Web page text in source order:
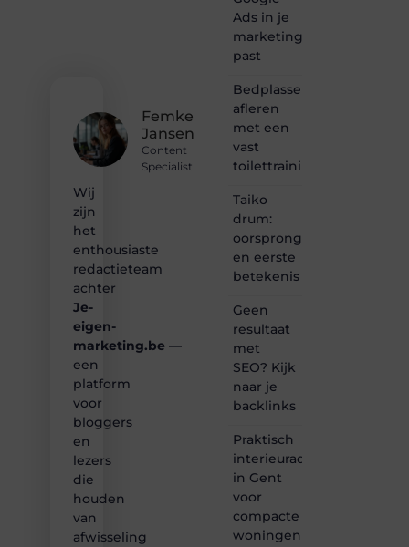
Femke
Jansen
Content
Specialist
Wij
zijn
het
enthousiaste
redactieteam
achter
Je-
eigen-
marketing.be —
een
platform
voor
bloggers
en
lezers
die
houden
van
afwisseling
Ads in je
marketingmix
past
Bedplassen
afleren
met een
vast
toilettrainingschema
Taiko
drum:
oorsprong
en eerste
betekenis
Geen
resultaat
met
SEO? Kijk
naar je
backlinks
Praktisch
interieuradvies
in Gent
voor
compacte
woningen